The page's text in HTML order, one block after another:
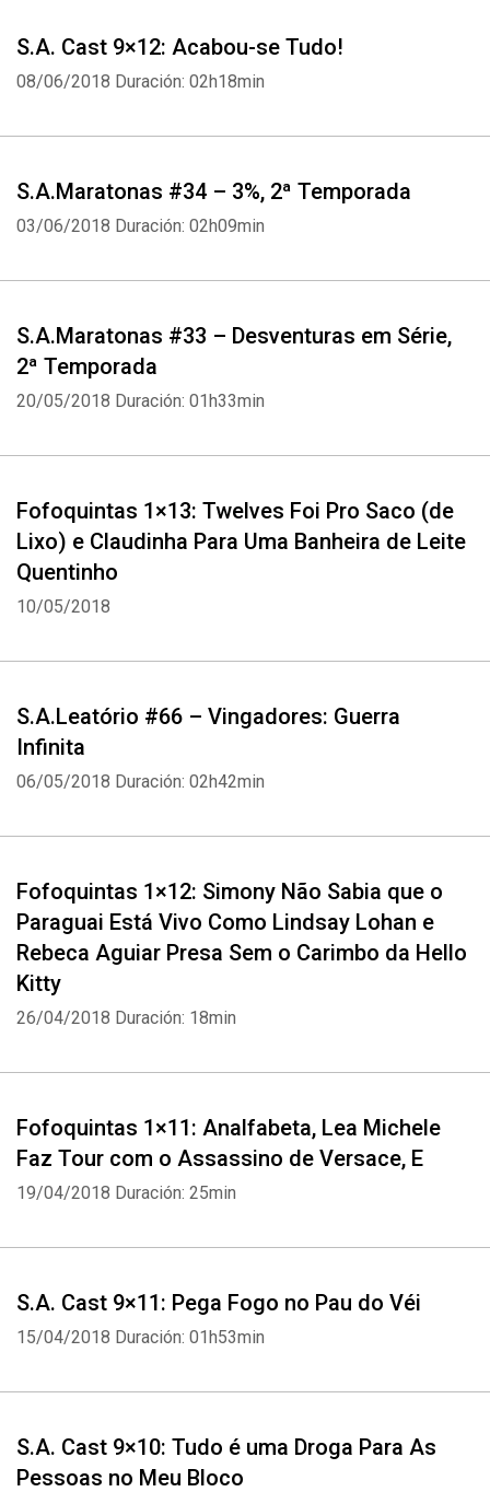
S.A. Cast 9×12: Acabou-se Tudo!
08/06/2018 Duración: 02h18min
S.A.Maratonas #34 – 3%, 2ª Temporada
03/06/2018 Duración: 02h09min
S.A.Maratonas #33 – Desventuras em Série,
2ª Temporada
20/05/2018 Duración: 01h33min
Fofoquintas 1×13: Twelves Foi Pro Saco (de
Lixo) e Claudinha Para Uma Banheira de Leite
Quentinho
10/05/2018
S.A.Leatório #66 – Vingadores: Guerra
Infinita
06/05/2018 Duración: 02h42min
Fofoquintas 1×12: Simony Não Sabia que o
Paraguai Está Vivo Como Lindsay Lohan e
Rebeca Aguiar Presa Sem o Carimbo da Hello
Kitty
26/04/2018 Duración: 18min
Fofoquintas 1×11: Analfabeta, Lea Michele
Faz Tour com o Assassino de Versace, E
19/04/2018 Duración: 25min
S.A. Cast 9×11: Pega Fogo no Pau do Véi
15/04/2018 Duración: 01h53min
S.A. Cast 9×10: Tudo é uma Droga Para As
Pessoas no Meu Bloco
Whatsapp